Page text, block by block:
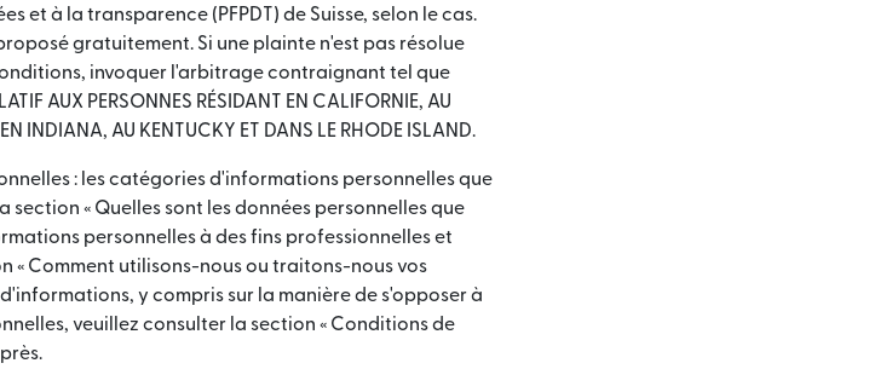
et à la transparence (PFPDT) de Suisse, selon le cas.
gratuitement. Si une plainte n'est pas résolue
invoquer l'arbitrage contraignant tel que
AUX PERSONNES RÉSIDANT EN CALIFORNIE, AU
INDIANA, AU KENTUCKY ET DANS LE RHODE ISLAND.
: les catégories d'informations personnelles que
« Quelles sont les données personnelles que
personnelles à des fins professionnelles et
« Comment utilisons-nous ou traitons-nous vos
y compris sur la manière de s'opposer à
veuillez consulter la section « Conditions de